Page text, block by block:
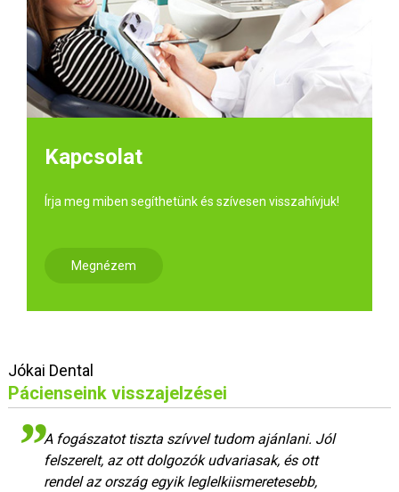
Kapcsolat
Írja meg miben segíthetünk és szívesen visszahívjuk!
Megnézem
Jókai Dental
Pácienseink visszajelzései
A fogászatot tiszta szívvel tudom ajánlani. Jól
felszerelt, az ott dolgozók udvariasak, és ott
rendel az ország egyik leglelkiismeretesebb,